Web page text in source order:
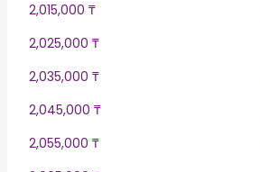
2,015,000 ₸
2,025,000 ₸
2,035,000 ₸
2,045,000 ₸
2,055,000 ₸